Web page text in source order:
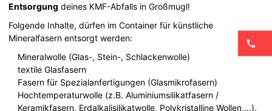
Entsorgung deines KMF-Abfalls in Großmugl!
Folgende Inhalte, dürfen im Container für künstliche
Mineralfasern entsorgt werden:
Mineralwolle (Glas-, Stein-, Schlackenwolle)
textile Glasfasern
Fasern für Spezialanfertigungen (Glasmikrofasern)
Hochtemperaturwolle (z.B. Aluminiumsilikatfasern /
Keramikfasern, Erdalkalisilikatwolle, Polykristalline Wollen,…).